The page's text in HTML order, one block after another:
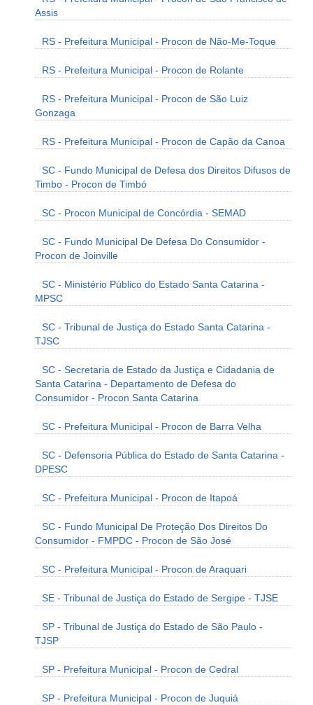
Assis
RS - Prefeitura Municipal - Procon de Não-Me-Toque
RS - Prefeitura Municipal - Procon de Rolante
RS - Prefeitura Municipal - Procon de São Luiz
Gonzaga
RS - Prefeitura Municipal - Procon de Capão da Canoa
SC - Fundo Municipal de Defesa dos Direitos Difusos de
Timbo - Procon de Timbó
SC - Procon Municipal de Concórdia - SEMAD
SC - Fundo Municipal De Defesa Do Consumidor -
Procon de Joinville
SC - Ministério Público do Estado Santa Catarina -
MPSC
SC - Tribunal de Justiça do Estado Santa Catarina -
TJSC
SC - Secretaria de Estado da Justiça e Cidadania de
Santa Catarina - Departamento de Defesa do
Consumidor - Procon Santa Catarina
SC - Prefeitura Municipal - Procon de Barra Velha
SC - Defensoria Pública do Estado de Santa Catarina -
DPESC
SC - Prefeitura Municipal - Procon de Itapoá
SC - Fundo Municipal De Proteção Dos Direitos Do
Consumidor - FMPDC - Procon de São José
SC - Prefeitura Municipal - Procon de Araquari
SE - Tribunal de Justiça do Estado de Sergipe - TJSE
SP - Tribunal de Justiça do Estado de São Paulo -
TJSP
SP - Prefeitura Municipal - Procon de Cedral
SP - Prefeitura Municipal - Procon de Juquiá